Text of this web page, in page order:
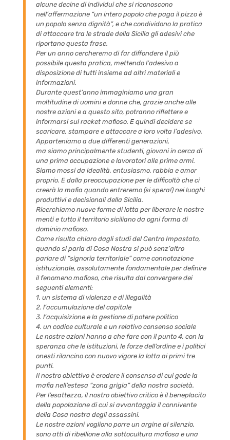
alcune decine di individui che si riconoscono
nell’affermazione “un intero popolo che paga il pizzo è
un popolo senza dignità”, e che condividono la pratica
di attaccare tra le strade della Sicilia gli adesivi che
riportano questa frase.
Per un anno cercheremo di far diffondere il più
possibile questa pratica, mettendo l’adesivo a
disposizione di tutti insieme ad altri materiali e
informazioni.
Durante quest’anno immaginiamo una gran
moltitudine di uomini e donne che, grazie anche alle
nostre azioni e a questo sito, potranno riflettere e
informarsi sul racket mafioso. E quindi decidere se
scaricare, stampare e attaccare a loro volta l’adesivo.
Apparteniamo a due differenti generazioni,
ma siamoprincipalmente studenti, giovani in cerca di
una prima occupazione e lavoratori alle prime armi.
Siamomossi da idealità, entusiasmo, rabbia e amor
proprio. E dalla preoccupazione per le difficoltà che ci
creerà la mafia quando entreremo (si spera!) nei luoghi
produttivi e decisionali della Sicilia.
Ricerchiamo nuove forme di lotta per liberare le nostre
menti e tutto il territorio siciliano da ogni forma di
dominio mafioso.
Come risulta chiaro dagli studi del Centro Impastato,
quando si parla di Cosa Nostra si può senz’altro
parlare di “signoria territoriale” come connotazione
istituzionale, assolutamente fondamentale per definire
il fenomeno mafioso, che risulta dal convergere dei
seguenti elementi:
1. un sistema di violenza e di illegalità
2. l’accumulazione del capitale
3. l’acquisizione e la gestione di potere politico
4. un codice culturale e un relativo consenso sociale
Le nostre azioni hanno a che fare con il punto 4, con la
speranza che le istituzioni, le forze dell’ordine e i politici
onesti rilancino con nuovo vigore la lotta ai primi tre
punti.
Il nostro obiettivo è erodere il consenso di cui gode la
mafia nell’estesa “zona grigia” della nostra società.
Per l’esattezza, il nostro obiettivo critico è il beneplacito
della popolazione di cui si avvantaggia il connivente
della Cosa nostra degli assassini.
Le nostre azioni vogliono porre un argine al silenzio,
sono atti di ribellione alla sottocultura mafiosa e una